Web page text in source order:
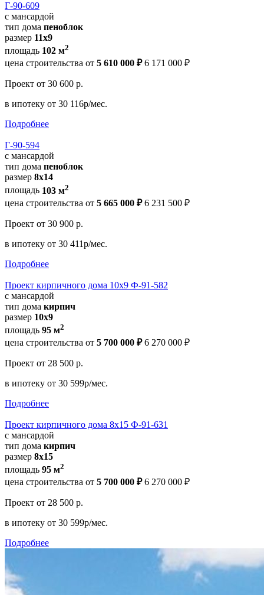
Г-90-609
с мансардой
тип дома пеноблок
размер 11х9
площадь 102 м2
цена строительства от 5 610 000 ₽ 6 171 000 ₽
Проект от 30 600 р.
в ипотеку от 30 116р/мес.
Подробнее
Г-90-594
с мансардой
тип дома пеноблок
размер 8х14
площадь 103 м2
цена строительства от 5 665 000 ₽ 6 231 500 ₽
Проект от 30 900 р.
в ипотеку от 30 411р/мес.
Подробнее
Проект кирпичного дома 10х9 Ф-91-582
с мансардой
тип дома кирпич
размер 10х9
площадь 95 м2
цена строительства от 5 700 000 ₽ 6 270 000 ₽
Проект от 28 500 р.
в ипотеку от 30 599р/мес.
Подробнее
Проект кирпичного дома 8х15 Ф-91-631
с мансардой
тип дома кирпич
размер 8x15
площадь 95 м2
цена строительства от 5 700 000 ₽ 6 270 000 ₽
Проект от 28 500 р.
в ипотеку от 30 599р/мес.
Подробнее